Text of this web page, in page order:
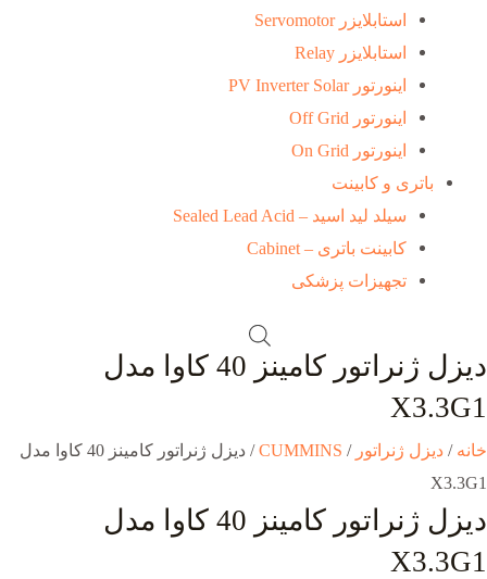
استابلایزر Servomotor
استابلایزر Relay
اینورتور PV Inverter Solar
اینورتور Off Grid
اینورتور On Grid
باتری و کابینت
سیلد لید اسید – Sealed Lead Acid
کابینت باتری – Cabinet
تجهیزات پزشکی
دیزل ژنراتور کامینز 40 کاوا مدل
X3.3G1
خانه / دیزل ژنراتور /
CUMMINS
/ دیزل ژنراتور کامینز 40 کاوا مدل
X3.3G1
دیزل ژنراتور کامینز 40 کاوا مدل
X3.3G1